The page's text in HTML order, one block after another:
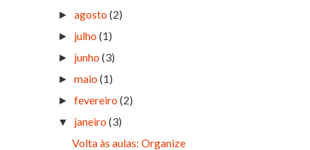
►agosto(2)
► julho(1)
► junho(3)
►maio(1)
►fevereiro(2)
▼ janeiro(3)
Volta às aulas: Organize